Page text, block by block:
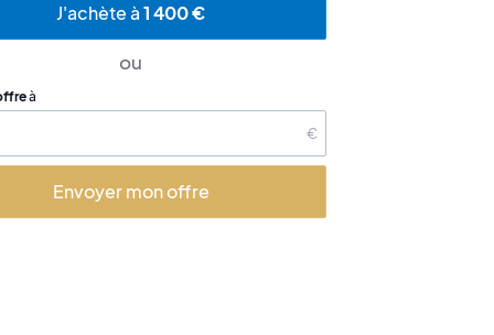
J'achète à1 400 €
ou
à
€
Envoyer mon offre